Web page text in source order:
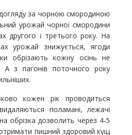
за чорною смородиною
урожай чорної смородини
другого і третього року. На
урожай знижується, ягоди
обрізають кожну осінь не
А з пагонів поточного року
кожен рік проводиться
поламані, лежачі
обрізка дозволить через 4-5
отримати пишний здоровий кущ